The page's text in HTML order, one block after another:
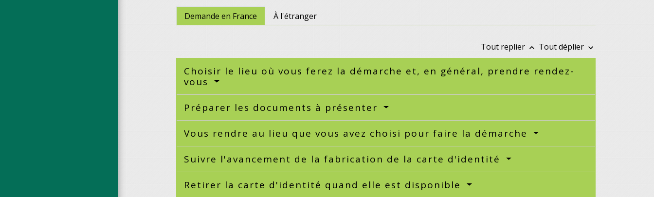
Demande en France À l'étranger
Tout replier keyboard_arrow_up Tout déplier keyboard_arrow_down
Choisir le lieu où vous ferez la démarche et, en général, prendre rendez-
vous
Préparer les documents à présenter
Vous rendre au lieu que vous avez choisi pour faire la démarche
Suivre l'avancement de la fabrication de la carte d'identité
Retirer la carte d'identité quand elle est disponible